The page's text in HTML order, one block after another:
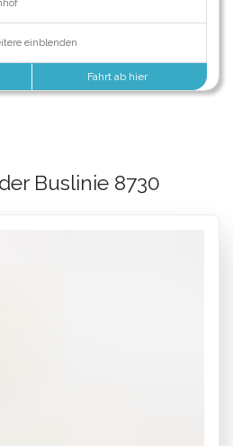
einblenden
Fahrt ab hier
Buslinie 8730